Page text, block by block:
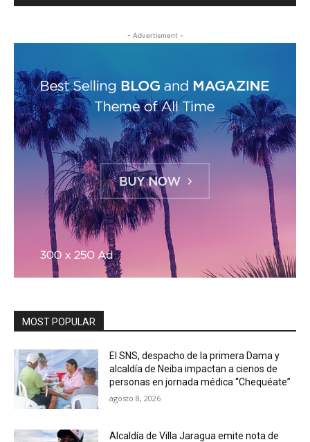
- Advertisment -
MOST POPULAR
El SNS, despacho de la primera Dama y
alcaldía de Neiba impactan a cienos de
personas en jornada médica “Chequéate”
agosto 8, 2026
Alcaldía de Villa Jaragua emite nota de